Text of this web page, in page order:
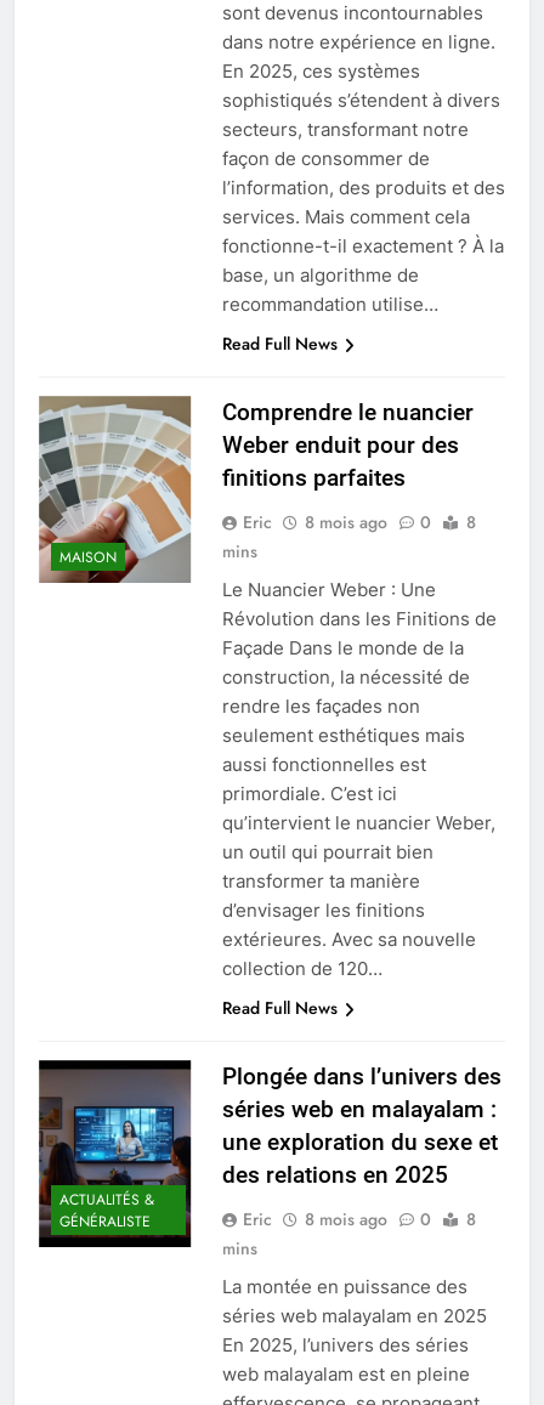
sont devenus incontournables
dans notre expérience en ligne.
En 2025, ces systèmes
sophistiqués s’étendent à divers
secteurs, transformant notre
façon de consommer de
l’information, des produits et des
services. Mais comment cela
fonctionne-t-il exactement ? À la
base, un algorithme de
recommandation utilise…
Read Full News
MAISON
Comprendre le nuancier
Weber enduit pour des
finitions parfaites
Eric 8 mois ago 0
8
mins
Le Nuancier Weber : Une
Révolution dans les Finitions de
Façade Dans le monde de la
construction, la nécessité de
rendre les façades non
seulement esthétiques mais
aussi fonctionnelles est
primordiale. C’est ici
qu’intervient le nuancier Weber,
un outil qui pourrait bien
transformer ta manière
d’envisager les finitions
extérieures. Avec sa nouvelle
collection de 120…
Read Full News
ACTUALITÉS &
GÉNÉRALISTE
Plongée dans l’univers des
séries web en malayalam :
une exploration du sexe et
des relations en 2025
Eric 8 mois ago 0
8
mins
La montée en puissance des
séries web malayalam en 2025
En 2025, l’univers des séries
web malayalam est en pleine